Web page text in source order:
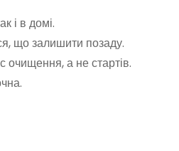
і в домі.
що залишити позаду.
а не стартів.